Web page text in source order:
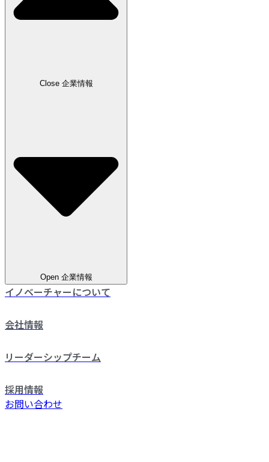
Close 企業情報
Open 企業情報
イノベーチャーについて
会社情報
リーダーシップチーム
採用情報
お問い合わせ